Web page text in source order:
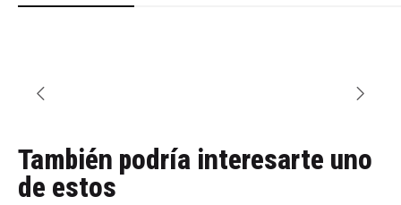
También podría interesarte uno
de estos